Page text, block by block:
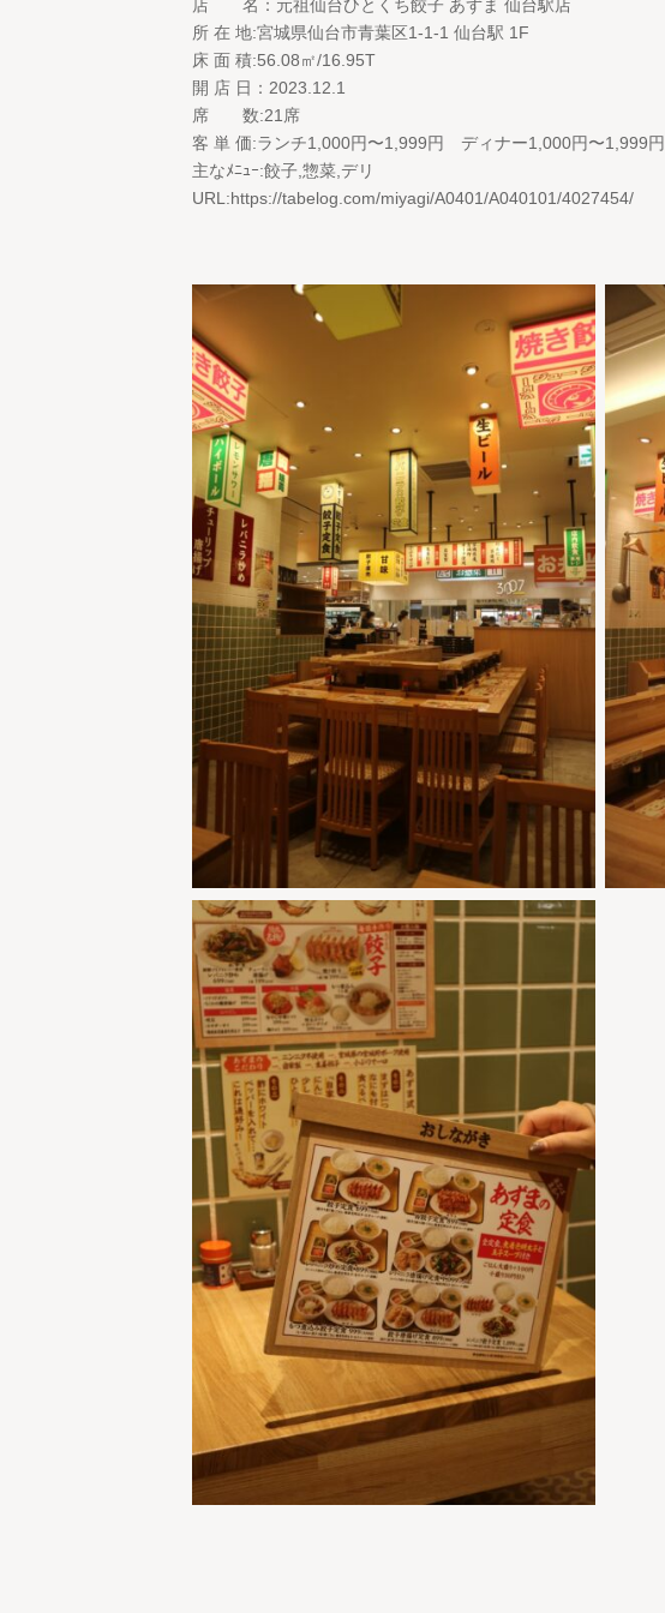
店 名：元祖仙台ひとくち餃子 あずま 仙台駅店
所 在 地:宮城県仙台市青葉区1-1-1 仙台駅 1F
床 面 積:56.08㎡/16.95T
開 店 日：2023.12.1
席 数:21席
客 単 価:ランチ1,000円〜1,999円 ディナー1,000円〜1,999円
主なﾒﾆｭｰ:餃子,惣菜,デリ
URL:https://tabelog.com/miyagi/A0401/A040101/4027454/